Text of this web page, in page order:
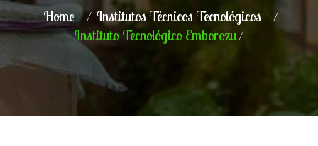
Home
Institutos Técnicos Tecnológicos
Instituto Tecnológico Emborozu